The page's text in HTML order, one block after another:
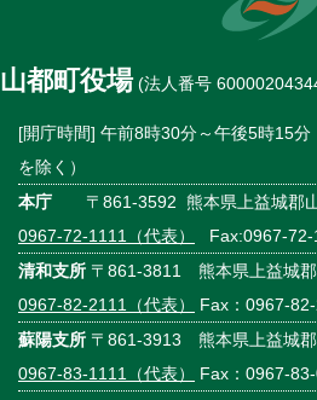
山都町役場(法人番号
[開庁時間] 午前8時30分～午後5時15
を除く）
本庁 〒861-3592 熊本県上益城郡
0967-72-1111（代表）
Fax:0967-72-
清和支所 〒861-3811 熊本県上益城郡
0967-82-2111（代表）
Fax：0967-
蘇陽支所 〒861-3913 熊本県上益城郡
0967-83-1111（代表）
Fax：0967-